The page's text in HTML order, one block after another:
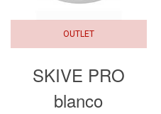
OUTLET
SKIVE PRO
blanco